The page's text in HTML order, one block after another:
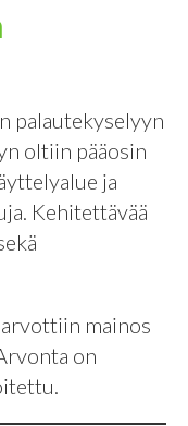
palautekyselyyn
oltiin pääosin
ja
Kehitettävää
mainos
on